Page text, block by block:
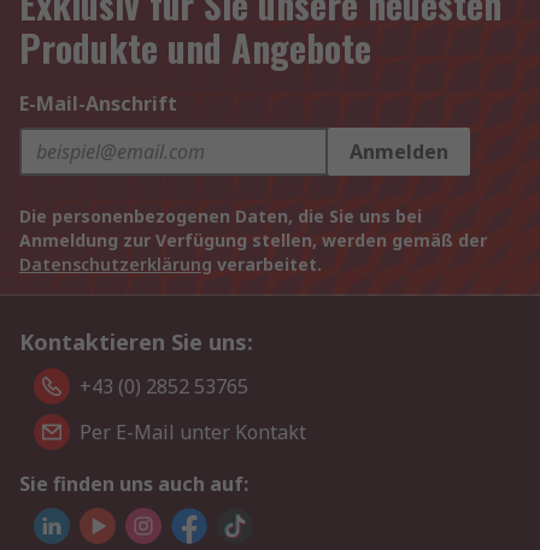
Produkte und Angebote
E-Mail-Anschrift
Anmelden
Die personenbezogenen Daten, die Sie uns bei
Anmeldung zur Verfügung stellen, werden gemäß der
Datenschutzerklärung verarbeitet.
Kontaktieren Sie uns:
+43 (0) 2852 53765
Per E-Mail unter Kontakt
Sie finden uns auch auf: